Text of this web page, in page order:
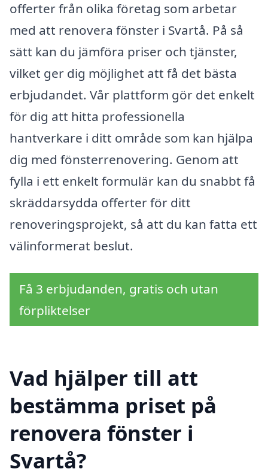
offerter från olika företag som arbetar
med att renovera fönster i Svartå. På så
sätt kan du jämföra priser och tjänster,
vilket ger dig möjlighet att få det bästa
erbjudandet. Vår plattform gör det enkelt
för dig att hitta professionella
hantverkare i ditt område som kan hjälpa
dig med fönsterrenovering. Genom att
fylla i ett enkelt formulär kan du snabbt få
skräddarsydda offerter för ditt
renoveringsprojekt, så att du kan fatta ett
välinformerat beslut.
Få 3 erbjudanden, gratis och utan
förpliktelser
Vad hjälper till att
bestämma priset på
renovera fönster i
Svartå?